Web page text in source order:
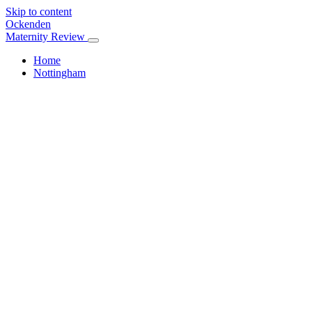
Skip to content
Ockenden
Maternity Review
Home
Nottingham